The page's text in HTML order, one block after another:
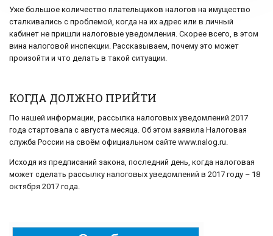
Уже большое количество плательщиков налогов на имущество
сталкивались с проблемой, когда на их адрес или в личный
кабинет не пришли налоговые уведомления. Скорее всего, в этом
вина налоговой инспекции. Рассказываем, почему это может
произойти и что делать в такой ситуации.
КОГДА ДОЛЖНО ПРИЙТИ
По нашей информации, рассылка налоговых уведомлений 2017
года стартовала с августа месяца. Об этом заявила Налоговая
служба России на своём официальном сайте www.nalog.ru.
Исходя из предписаний закона, последний день, когда налоговая
может сделать рассылку налоговых уведомлений в 2017 году – 18
октября 2017 года.